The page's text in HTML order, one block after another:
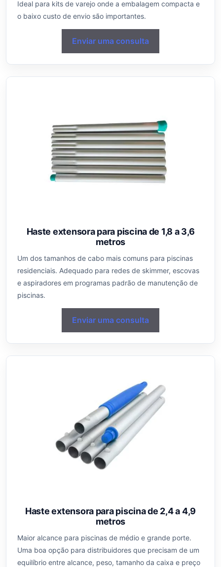
Ideal para kits de varejo onde a embalagem compacta e
o baixo custo de envio são importantes.
Enviar uma consulta
Haste extensora para piscina de 1,8 a 3,6
metros
Um dos tamanhos de cabo mais comuns para piscinas
residenciais. Adequado para redes de skimmer, escovas
e aspiradores em programas padrão de manutenção de
piscinas.
Enviar uma consulta
Haste extensora para piscina de 2,4 a 4,9
metros
Maior alcance para piscinas de médio e grande porte.
Uma boa opção para distribuidores que precisam de um
equilíbrio entre alcance, peso, tamanho da caixa e preço